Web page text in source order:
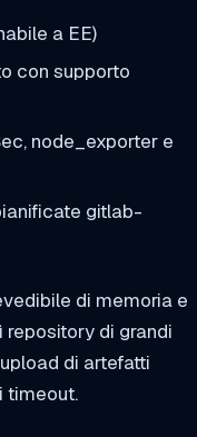
a EE)
con supporto
node_exporter e
gitlab-
di memoria e
repository di grandi
di artefatti
timeout.